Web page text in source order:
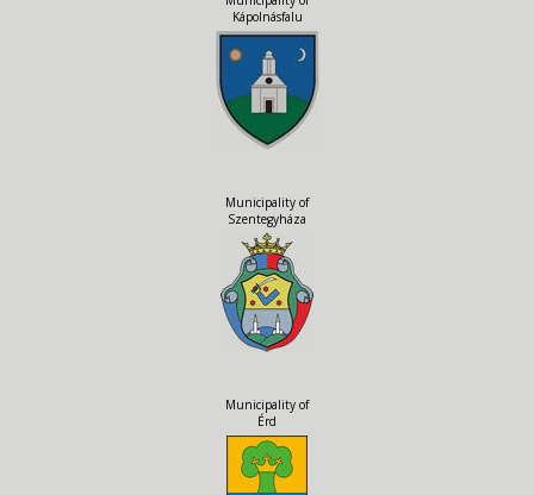
Kápolnásfalu
Municipality of
Szentegyháza
Municipality of
Érd